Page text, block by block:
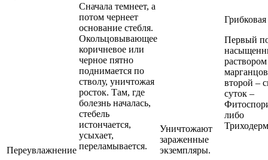
Переувлажнение
Сначала темнеет, а
потом чернеет
основание стебля.
Окольцовывающее
коричневое или
черное пятно
поднимается по
стволу, уничтожая
росток. Там, где
болезнь началась,
стебель
истончается,
усыхает,
переламывается.
Уничтожают
зараженные
экземпляры.
Первый
раствором
второй –
суток –
либо